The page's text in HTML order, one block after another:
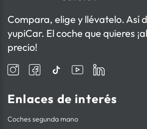
Compara, elige y llévatelo. Así
yupiCar. El coche que quieres
precio!
Enlaces de interés
Coches segunda mano